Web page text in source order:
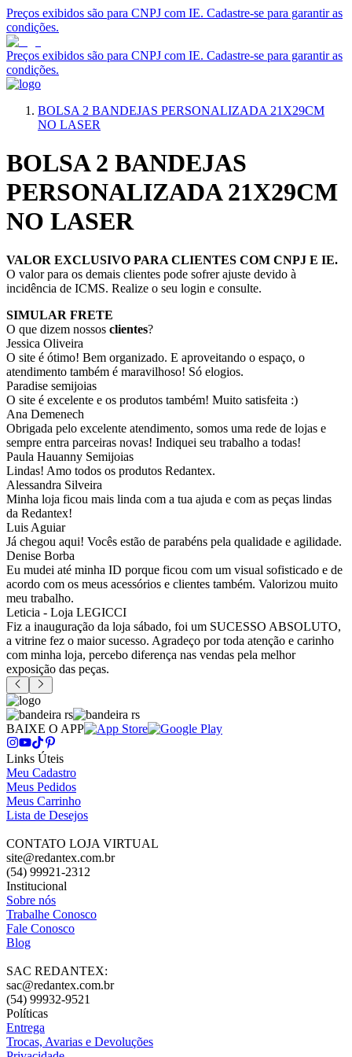
Preços exibidos são para CNPJ com IE. Cadastre-se para garantir as
condições.
Preços exibidos são para CNPJ com IE. Cadastre-se para garantir as
condições.
BOLSA 2 BANDEJAS PERSONALIZADA 21X29CM
NO LASER
BOLSA 2 BANDEJAS
PERSONALIZADA 21X29CM
NO LASER
VALOR EXCLUSIVO PARA CLIENTES COM CNPJ E IE.
O valor para os demais clientes pode sofrer ajuste devido à
incidência de ICMS. Realize o seu login e consulte.
SIMULAR FRETE
O que dizem nossos clientes?
Jessica Oliveira
O site é ótimo! Bem organizado. E aproveitando o espaço, o
atendimento também é maravilhoso! Só elogios.
Paradise semijoias
O site é excelente e os produtos também! Muito satisfeita :)
Ana Demenech
Obrigada pelo excelente atendimento, somos uma rede de lojas e
sempre entra parceiras novas! Indiquei seu trabalho a todas!
Paula Hauanny Semijoias
Lindas! Amo todos os produtos Redantex.
Alessandra Silveira
Minha loja ficou mais linda com a tua ajuda e com as peças lindas
da Redantex!
Luis Aguiar
Já chegou aqui! Vocês estão de parabéns pela qualidade e agilidade.
Denise Borba
Eu mudei até minha ID porque ficou com um visual sofisticado e de
acordo com os meus acessórios e clientes também. Valorizou muito
meu trabalho.
Leticia - Loja LEGICCI
Fiz a inauguração da loja sábado, foi um SUCESSO ABSOLUTO,
a vitrine fez o maior sucesso. Agradeço por toda atenção e carinho
com minha loja, percebo diferença nas vendas pela melhor
exposição das peças.
BAIXE O APP
Links Úteis
Meu Cadastro
Meus Pedidos
Meus Carrinho
Lista de Desejos
CONTATO LOJA VIRTUAL
site@redantex.com.br
(54) 99921-2312
Institucional
Sobre nós
Trabalhe Conosco
Fale Conosco
Blog
SAC REDANTEX:
sac@redantex.com.br
(54) 99932-9521
Políticas
Entrega
Trocas, Avarias e Devoluções